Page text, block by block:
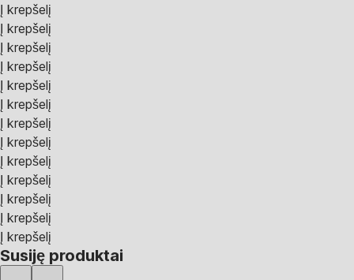
Į krepšelį
Į krepšelį
Į krepšelį
Į krepšelį
Į krepšelį
Į krepšelį
Į krepšelį
Į krepšelį
Į krepšelį
Į krepšelį
Į krepšelį
Į krepšelį
Į krepšelį
Susiję produktai